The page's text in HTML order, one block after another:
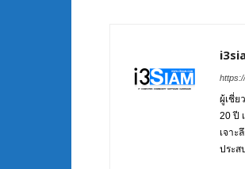
ผู้เชี่ย
20 ปี
เจาะ
ประส